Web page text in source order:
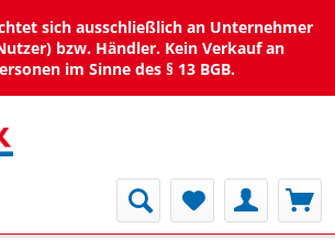
sich ausschließlich an Unternehmer
bzw. Händler. Kein Verkauf an
im Sinne des § 13 BGB.